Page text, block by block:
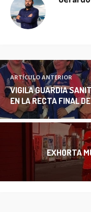
ARTÍCULO ANTERIOR
VIGILA GUARDIA
EN LA RECTA FINAL
EXHORTA